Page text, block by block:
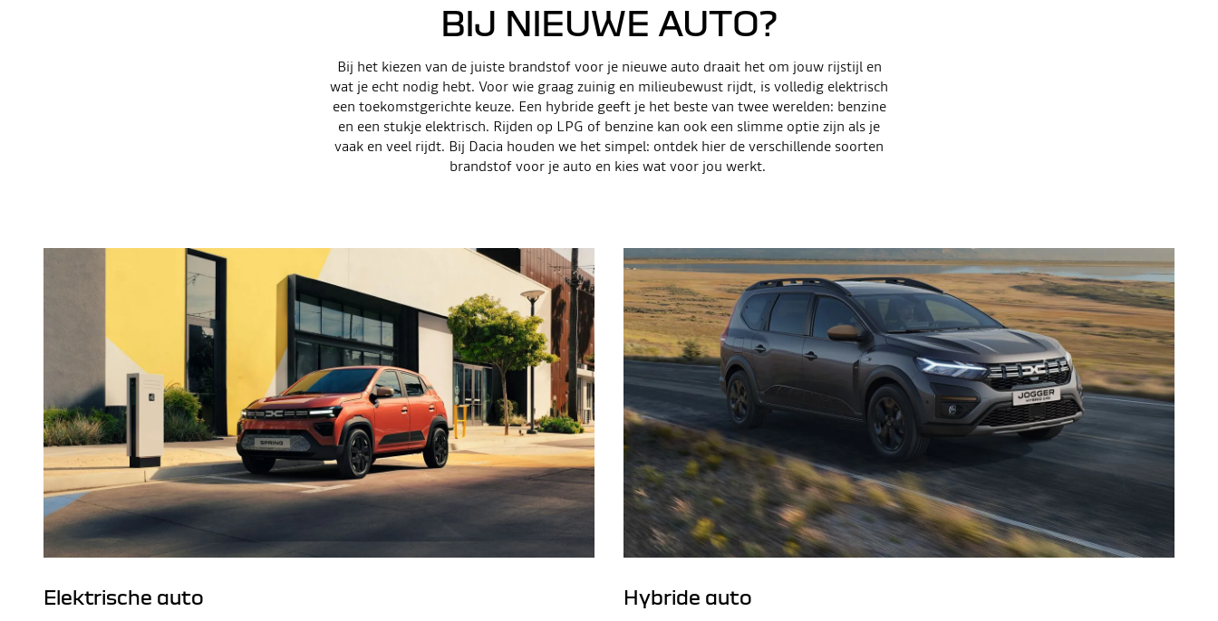
BIJ NIEUWE AUTO?
Bij het kiezen van de juiste brandstof voor je nieuwe auto draait het om jouw rijstijl en
wat je echt nodig hebt. Voor wie graag zuinig en milieubewust rijdt, is volledig elektrisch
een toekomstgerichte keuze. Een hybride geeft je het beste van twee werelden: benzine
en een stukje elektrisch. Rijden op LPG of benzine kan ook een slimme optie zijn als je
vaak en veel rijdt. Bij Dacia houden we het simpel: ontdek hier de verschillende soorten
brandstof voor je auto en kies wat voor jou werkt.
Elektrische auto Hybride auto